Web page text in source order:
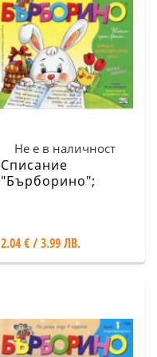
Не е в наличност
Списание
"Бърборино";
2.04 € / 3.99 ЛВ.